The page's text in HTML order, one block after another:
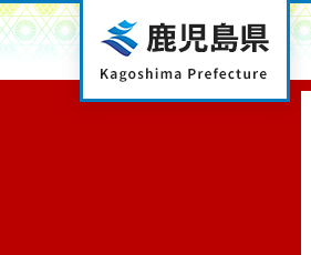
鹿児島県